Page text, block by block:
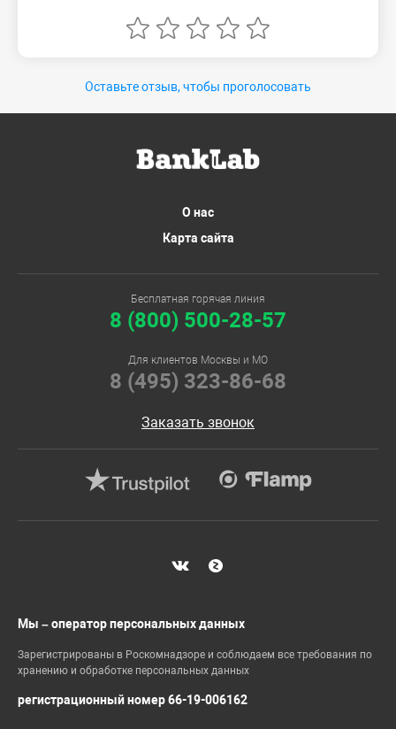
Оставьте отзыв, чтобы проголосовать
О нас
Карта сайта
Бесплатная горячая линия
8 (800) 500-28-57
Для клиентов Москвы и МО
8 (495) 323-86-68
Заказать звонок
Мы – оператор персональных данных
Зарегистрированы в Роскомнадзоре и соблюдаем все требования по
хранению и обработке персональных данных
регистрационный номер 66-19-006162